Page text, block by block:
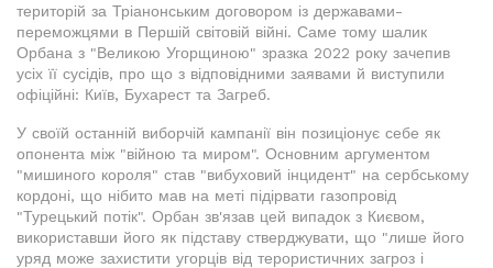
територій за Тріанонським договором із державами-
переможцями в Першій світовій війні. Саме тому шалик
Орбана з "Великою Угорщиною" зразка 2022 року зачепив
усіх її сусідів, про що з відповідними заявами й виступили
офіційні: Київ, Бухарест та Загреб.
У своїй останній виборчій кампанії він позиціонує себе як
опонента між "війною та миром". Основним аргументом
"мишиного короля" став "вибуховий інцидент" на сербському
кордоні, що нібито мав на меті підірвати газопровід
"Турецький потік". Орбан зв'язав цей випадок з Києвом,
використавши його як підставу стверджувати, що "лише його
уряд може захистити угорців від терористичних загроз і